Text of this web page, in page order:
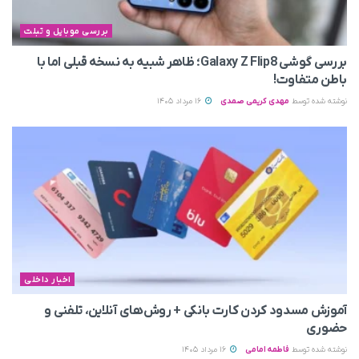
بررسی موبایل و تبلت
بررسی گوشی Galaxy Z Flip8؛ ظاهر شبیه به نسخه قبلی اما با
باطن متفاوت!
نوشته شده توسط مهدی کریمی صمدی
اخبار داخلی
آموزش مسدود کردن کارت بانکی + روش‌های آنلاین، تلفنی و
حضوری
نوشته شده توسط فاطمه امامی